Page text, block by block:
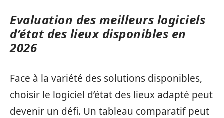
Evaluation des meilleurs logiciels
d’état des lieux disponibles en
2026
Face à la variété des solutions disponibles,
choisir le logiciel d’état des lieux adapté peut
devenir un défi. Un tableau comparatif peut